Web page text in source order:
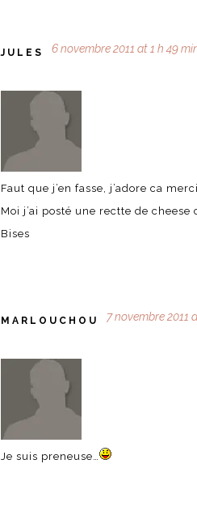
JULES 6 novembre 2011 at 1 h 49
Faut que j’en fasse, j’adore ca
Moi j’ai posté une rectte de
Bises
MARLOUCHOU 7 novembre 2011
Je suis preneuse…